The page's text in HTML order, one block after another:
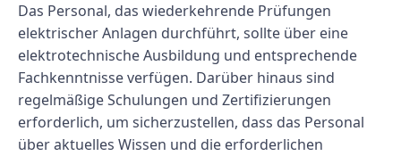
Das Personal, das wiederkehrende Prüfungen
elektrischer Anlagen durchführt, sollte über eine
elektrotechnische Ausbildung und entsprechende
Fachkenntnisse verfügen. Darüber hinaus sind
regelmäßige Schulungen und Zertifizierungen
erforderlich, um sicherzustellen, dass das Personal
über aktuelles Wissen und die erforderlichen